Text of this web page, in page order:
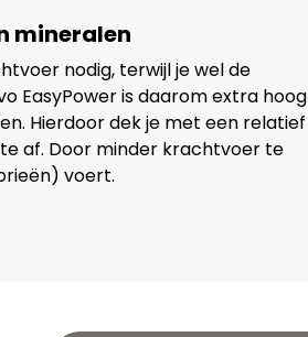
mineralen
nodig, terwijl je wel de
EasyPower is daarom extra hoog
Hierdoor dek je met een relatief
af. Door minder krachtvoer te
voert.